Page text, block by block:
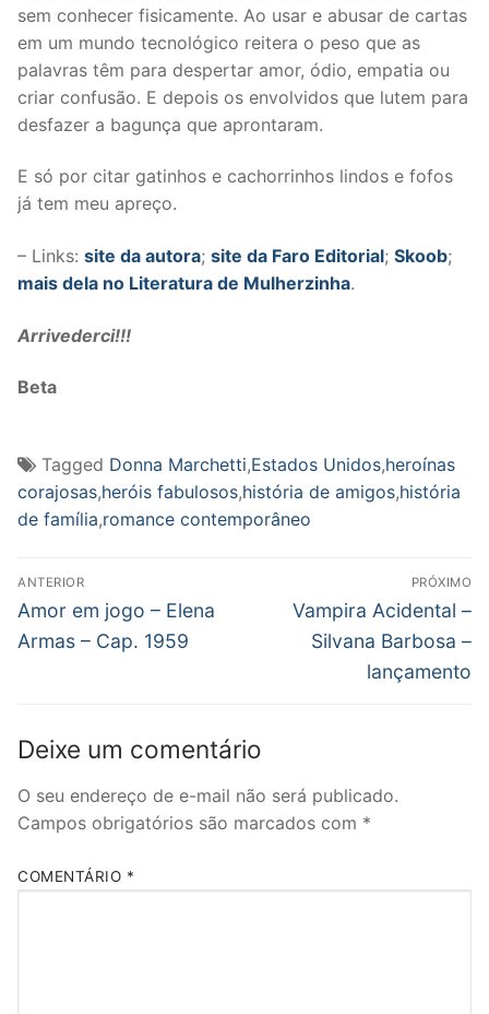
sem conhecer fisicamente. Ao usar e abusar de cartas
em um mundo tecnológico reitera o peso que as
palavras têm para despertar amor, ódio, empatia ou
criar confusão. E depois os envolvidos que lutem para
desfazer a bagunça que aprontaram.
E só por citar gatinhos e cachorrinhos lindos e fofos
já tem meu apreço.
– Links: site da autora; site da Faro Editorial; Skoob;
mais dela no Literatura de Mulherzinha.
Arrivederci!!!
Beta
Tagged Donna Marchetti,Estados Unidos,heroínas
corajosas,heróis fabulosos,história de amigos,história
de família,romance contemporâneo
Navegação
de
Post
ANTERIOR
Post
anterior:
Amor em jogo – Elena
Armas – Cap. 1959
PRÓXIMO
Próximo
post:
Vampira Acidental –
Silvana Barbosa –
lançamento
Deixe um comentário
O seu endereço de e-mail não será publicado.
Campos obrigatórios são marcados com *
COMENTÁRIO *